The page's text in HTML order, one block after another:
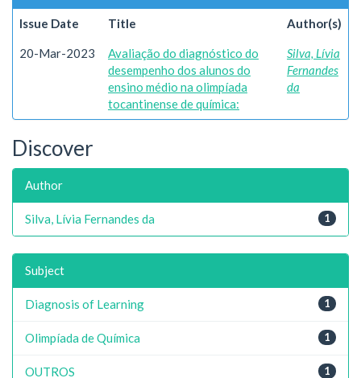
Issue Date Title Author(s)
20-Mar-2023
Avaliação do diagnóstico do
desempenho dos alunos do
ensino médio na olimpíada
tocantinense de química:
Silva, Lívia
Fernandes
da
Discover
Author
1
Silva, Lívia Fernandes da
Subject
1
Diagnosis of Learning
1
Olimpíada de Química
1
OUTROS